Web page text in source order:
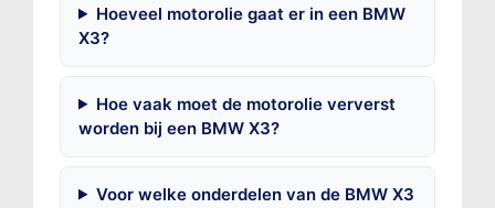
Hoeveel motorolie gaat er in een BMW
X3?
Hoe vaak moet de motorolie ververst
worden bij een BMW X3?
Voor welke onderdelen van de BMW X3